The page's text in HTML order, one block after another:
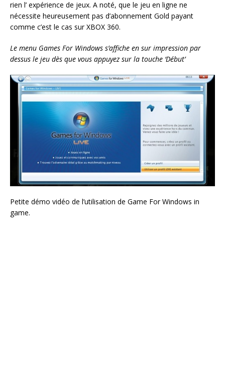
rien l’ expérience de jeux. A noté, que le jeu en ligne ne
nécessite heureusement pas d’abonnement Gold payant
comme c’est le cas sur XBOX 360.
Le menu Games For Windows s’affiche en sur impression par
dessus le jeu dès que vous appuyez sur la touche ‘Début’
Petite démo vidéo de l’utilisation de Game For Windows in
game.